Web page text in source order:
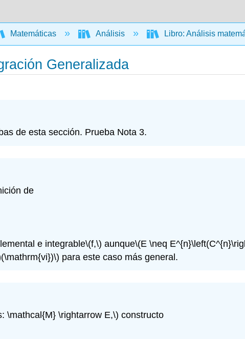
Matemáticas Análisis Libro: Análisis
Generalizada
de esta sección. Prueba Nota 3.
de
e integrable\(f,\) aunque\(E \neq
para este caso más general.
\mathcal{M} \rightarrow E,\) constructo